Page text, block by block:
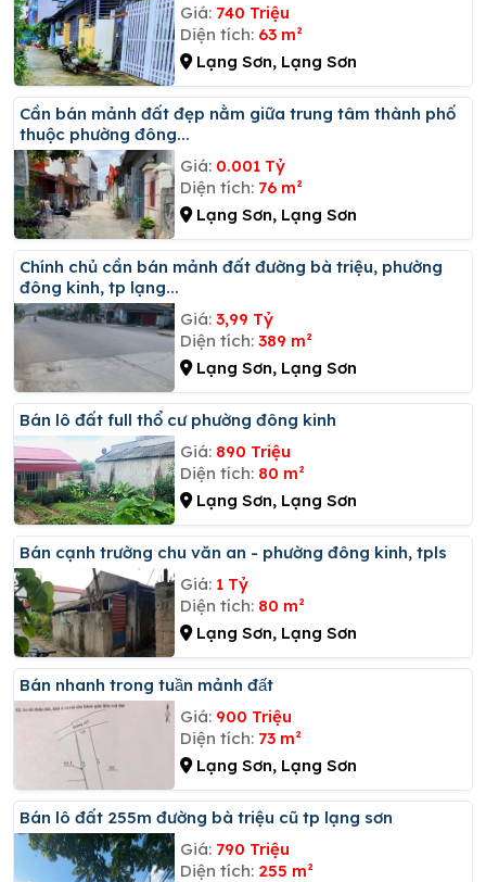
Giá: 740 Triệu
Diện tích: 63 m²
Lạng Sơn, Lạng Sơn
Cần bán mảnh đất đẹp nằm giữa trung tâm thành phố
thuộc phường đông...
Giá: 0.001 Tỷ
Diện tích: 76 m²
Lạng Sơn, Lạng Sơn
Chính chủ cần bán mảnh đất đường bà triệu, phường
đông kinh, tp lạng...
Giá: 3,99 Tỷ
Diện tích: 389 m²
Lạng Sơn, Lạng Sơn
Bán lô đất full thổ cư phường đông kinh
Giá: 890 Triệu
Diện tích: 80 m²
Lạng Sơn, Lạng Sơn
Bán cạnh trường chu văn an - phường đông kinh, tpls
Giá: 1 Tỷ
Diện tích: 80 m²
Lạng Sơn, Lạng Sơn
Bán nhanh trong tuần mảnh đất
Giá: 900 Triệu
Diện tích: 73 m²
Lạng Sơn, Lạng Sơn
Bán lô đất 255m đường bà triệu cũ tp lạng sơn
Giá: 790 Triệu
Diện tích: 255 m²